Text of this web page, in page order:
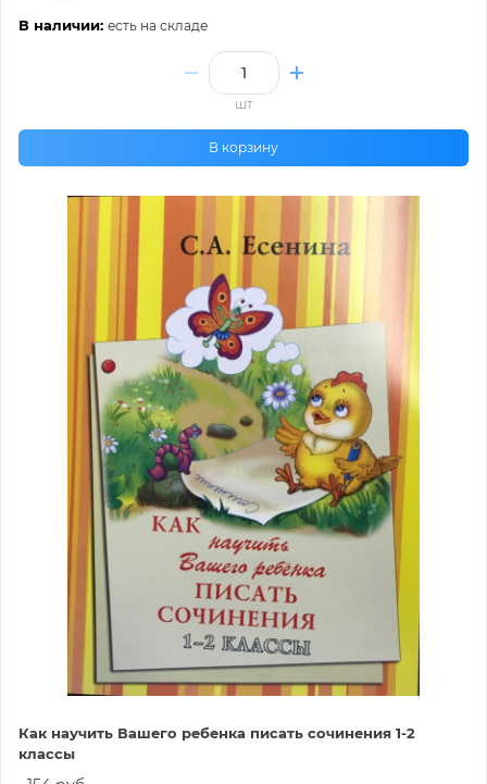
В наличии: есть на складе
шт
В корзину
Как научить Вашего ребенка писать сочинения 1-2
классы